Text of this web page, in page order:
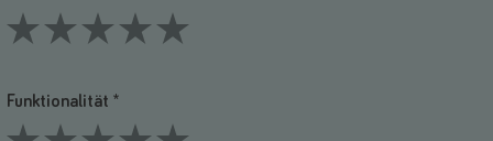
Funktionalität *